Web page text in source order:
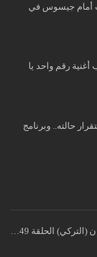
أمام جيسوس في
رقم واحد يا
حالته.. وبرنامج
الحلقة 49…